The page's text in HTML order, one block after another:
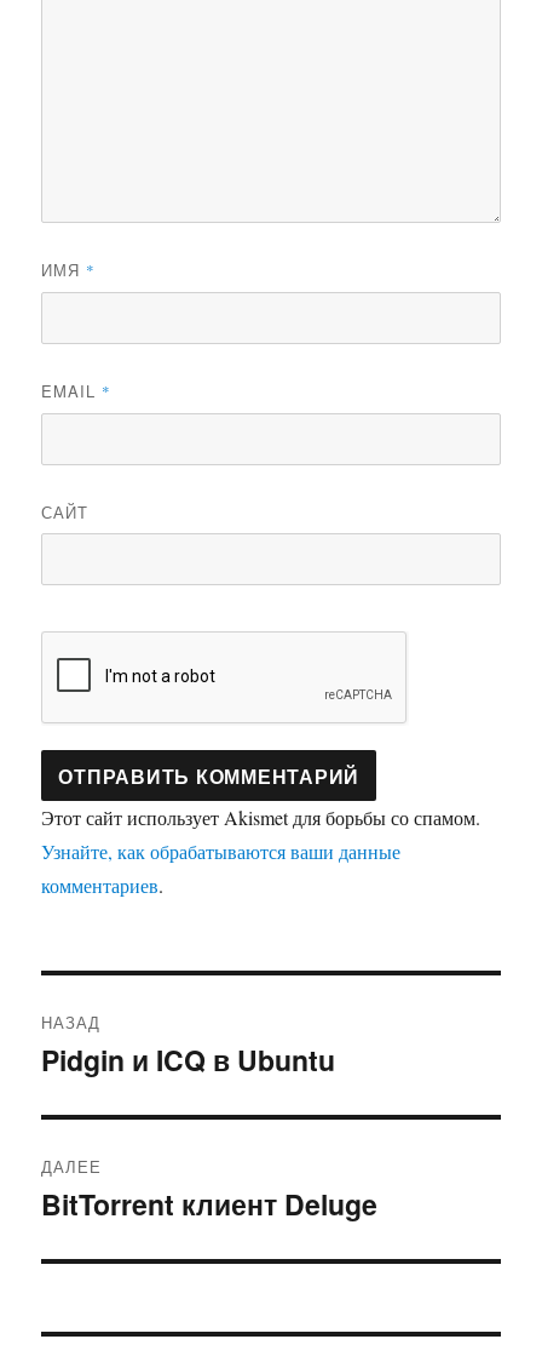
ИМЯ *
EMAIL *
САЙТ
Этот сайт использует Akismet для борьбы со спамом.
Узнайте, как обрабатываются ваши данные
комментариев.
по
НАЗАД
Предыдущая
Pidgin и ICQ в Ubuntu
ДАЛЕЕ
Следующая
BitTorrent клиент Deluge